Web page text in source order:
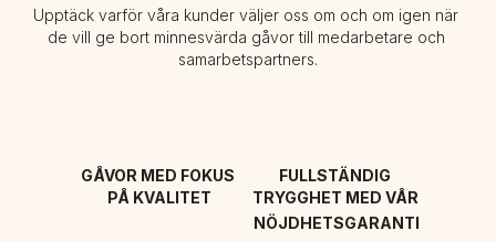
Upptäck varför våra kunder väljer oss om och om igen när
de vill ge bort minnesvärda gåvor till medarbetare och
samarbetspartners.
GÅVOR MED FOKUS
PÅ KVALITET
FULLSTÄNDIG
TRYGGHET MED VÅR
NÖJDHETSGARANTI